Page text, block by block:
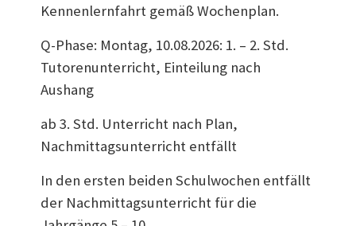
Kennenlernfahrt gemäß Wochenplan.
Q-Phase: Montag, 10.08.2026: 1. – 2. Std.
Tutorenunterricht, Einteilung nach
Aushang
ab 3. Std. Unterricht nach Plan,
Nachmittagsunterricht entfällt
In den ersten beiden Schulwochen entfällt
der Nachmittagsunterricht für die